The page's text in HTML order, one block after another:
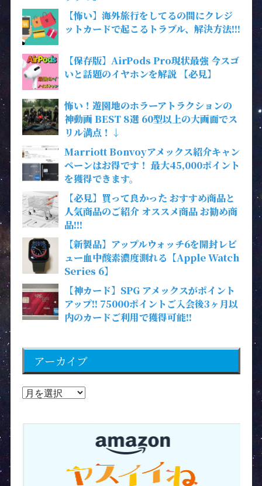
【怖い】海外旅行をしてるの間にクレジ
ットカードで起こるトラブル、解決方法!!!
【保存版】AirPods Pro現状最強 今スゴ
いと話題のイヤホンを解説 【必見】
怖い！遊園地のホラーアトラクションの
神動画 BEST 8選 60型以上の大画面でス
リル満点！↓
Marriott Bonvoyアメックス紹介キャン
ペーンはお得です！ 最大45,000ポイント
を獲得できます。
【必見】買って良かった おすすめ商品と
人気商品のご紹介 オススメ商品 お勧め商
品!!!
【新製品】アップルウォッチ6を開封レビ
ュー血中酸素濃度測れる【Apple Watch
Series 6】
【神カード】SPG アメックスがポイント
アップ!! 75000ポイントご入会後3ヶ月以
内のカードご利用で獲得可能!!
アーカイブ